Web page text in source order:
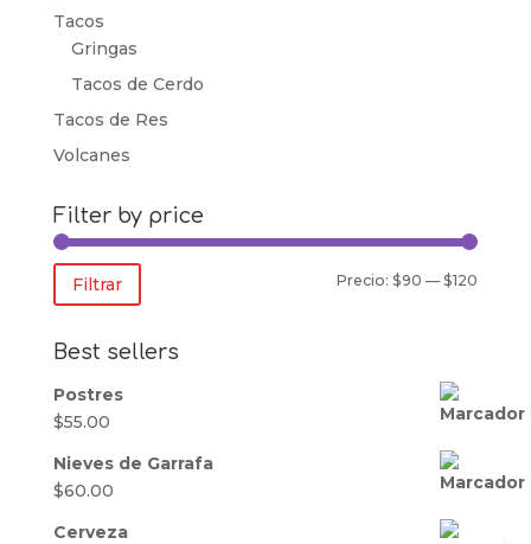
Tacos
Gringas
Tacos de Cerdo
Tacos de Res
Volcanes
Filter by price
Filtrar Precio:$90 —$120
Best sellers
Postres
$55.00
Nieves de Garrafa
$60.00
Cerveza